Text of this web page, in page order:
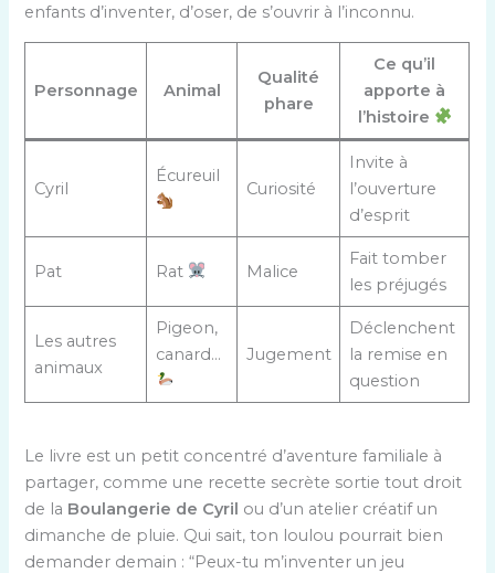
enfants d’inventer, d’oser, de s’ouvrir à l’inconnu.
Personnage Animal
Qualité
phare
Ce qu’il
apporte à
l’histoire
Cyril
Écureuil
Curiosité
Invite à
l’ouverture
d’esprit
Pat Rat Malice
Fait tomber
les préjugés
Les autres
animaux
Pigeon,
canard…
Jugement
Déclenchent
la remise en
question
Le livre est un petit concentré d’aventure familiale à
partager, comme une recette secrète sortie tout droit
de la Boulangerie de Cyril ou d’un atelier créatif un
dimanche de pluie. Qui sait, ton loulou pourrait bien
demander demain : “Peux-tu m’inventer un jeu